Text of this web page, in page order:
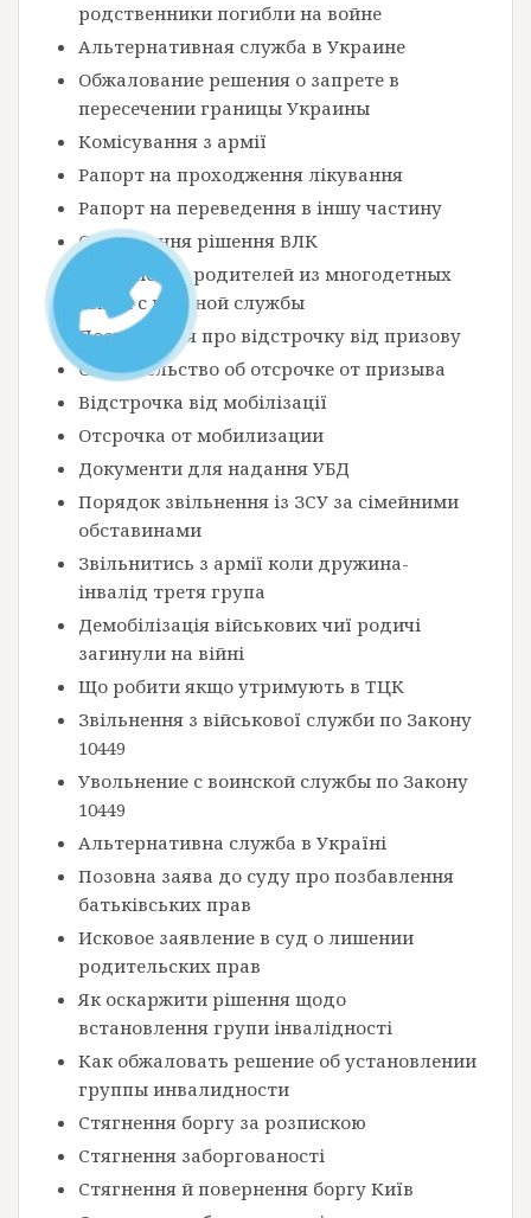
родственники погибли на войне
Альтернативная служба в Украине
Обжалование решения о запрете в
пересечении границы Украины
Комісування з армії
Рапорт на проходження лікування
Рапорт на переведення в іншу частину
Оскарження рішення ВЛК
Увольнение родителей из многодетных
семей с военной службы
Посвідчення про відстрочку від призову
Свидетельство об отсрочке от призыва
Відстрочка від мобілізації
Отсрочка от мобилизации
Документи для надання УБД
Порядок звільнення із ЗСУ за сімейними
обставинами
Звільнитись з армії коли дружина-
інвалід третя група
Демобілізація військових чиї родичі
загинули на війні
Що робити якщо утримують в ТЦК
Звільнення з військової служби по Закону
10449
Увольнение с воинской службы по Закону
10449
Альтернативна служба в Україні
Позовна заява до суду про позбавлення
батьківських прав
Исковое заявление в суд о лишении
родительских прав
Як оскаржити рішення щодо
встановлення групи інвалідності
Как обжаловать решение об установлении
группы инвалидности
Стягнення боргу за розпискою
Стягнення заборгованості
Стягнення й повернення боргу Київ